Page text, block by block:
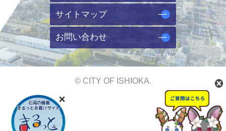
サイトマップ
お問い合わせ
© CITY OF ISHIOKA.